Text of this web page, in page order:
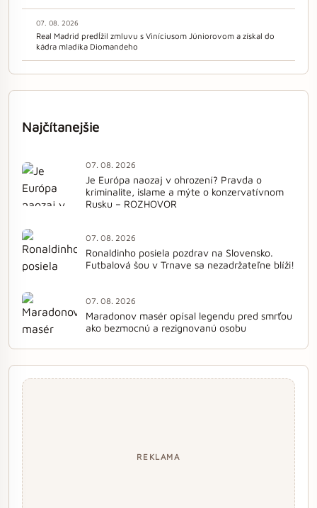
07. 08. 2026
Real Madrid predĺžil zmluvu s Viníciusom Júniorovom a získal do
kádra mladíka Diomandeho
Najčítanejšie
07. 08. 2026
Je Európa naozaj v ohrození? Pravda o
kriminalite, islame a mýte o konzervatívnom
Rusku – ROZHOVOR
07. 08. 2026
Ronaldinho posiela pozdrav na Slovensko.
Futbalová šou v Trnave sa nezadržateľne blíži!
07. 08. 2026
Maradonov masér opísal legendu pred smrťou
ako bezmocnú a rezignovanú osobu
REKLAMA